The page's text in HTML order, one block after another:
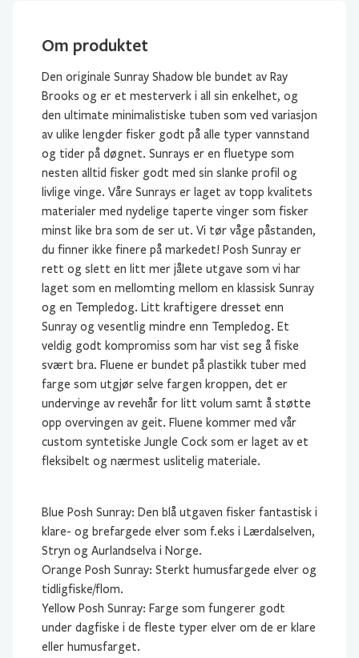
Om produktet
Den originale Sunray Shadow ble bundet av Ray
Brooks og er et mesterverk i all sin enkelhet, og
den ultimate minimalistiske tuben som ved variasjon
av ulike lengder fisker godt på alle typer vannstand
og tider på døgnet. Sunrays er en fluetype som
nesten alltid fisker godt med sin slanke profil og
livlige vinge. Våre Sunrays er laget av topp kvalitets
materialer med nydelige taperte vinger som fisker
minst like bra som de ser ut. Vi tør våge påstanden,
du finner ikke finere på markedet! Posh Sunray er
rett og slett en litt mer jålete utgave som vi har
laget som en mellomting mellom en klassisk Sunray
og en Templedog. Litt kraftigere dresset enn
Sunray og vesentlig mindre enn Templedog. Et
veldig godt kompromiss som har vist seg å fiske
svært bra. Fluene er bundet på plastikk tuber med
farge som utgjør selve fargen kroppen, det er
undervinge av revehår for litt volum samt å støtte
opp overvingen av geit. Fluene kommer med vår
custom syntetiske Jungle Cock som er laget av et
fleksibelt og nærmest uslitelig materiale.
Blue Posh Sunray: Den blå utgaven fisker fantastisk i
klare- og brefargede elver som f.eks i Lærdalselven,
Stryn og Aurlandselva i Norge.
Orange Posh Sunray: Sterkt humusfargede elver og
tidligfiske/flom.
Yellow Posh Sunray: Farge som fungerer godt
under dagfiske i de fleste typer elver om de er klare
eller humusfarget.